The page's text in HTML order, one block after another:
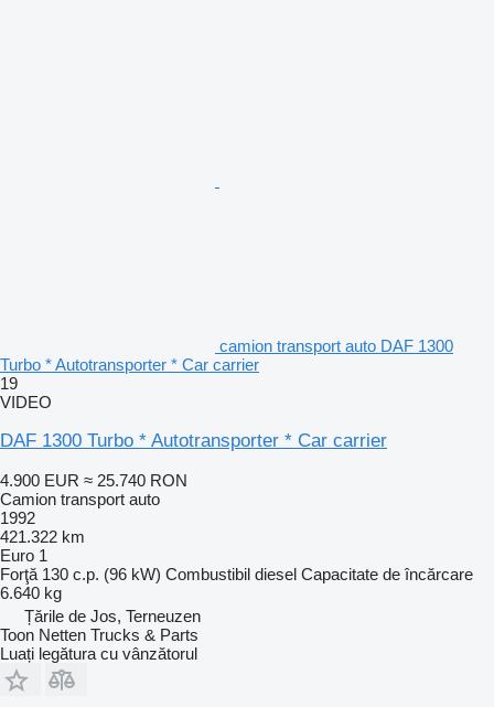
camion transport auto DAF 1300
Turbo * Autotransporter * Car carrier
19
VIDEO
DAF 1300 Turbo * Autotransporter * Car carrier
4.900 EUR ≈ 25.740 RON
Camion transport auto
1992
421.322 km
Euro 1
Forţă 130 c.p. (96 kW) Combustibil diesel Capacitate de încărcare
6.640 kg
Țările de Jos, Terneuzen
Toon Netten Trucks & Parts
Luați legătura cu vânzătorul